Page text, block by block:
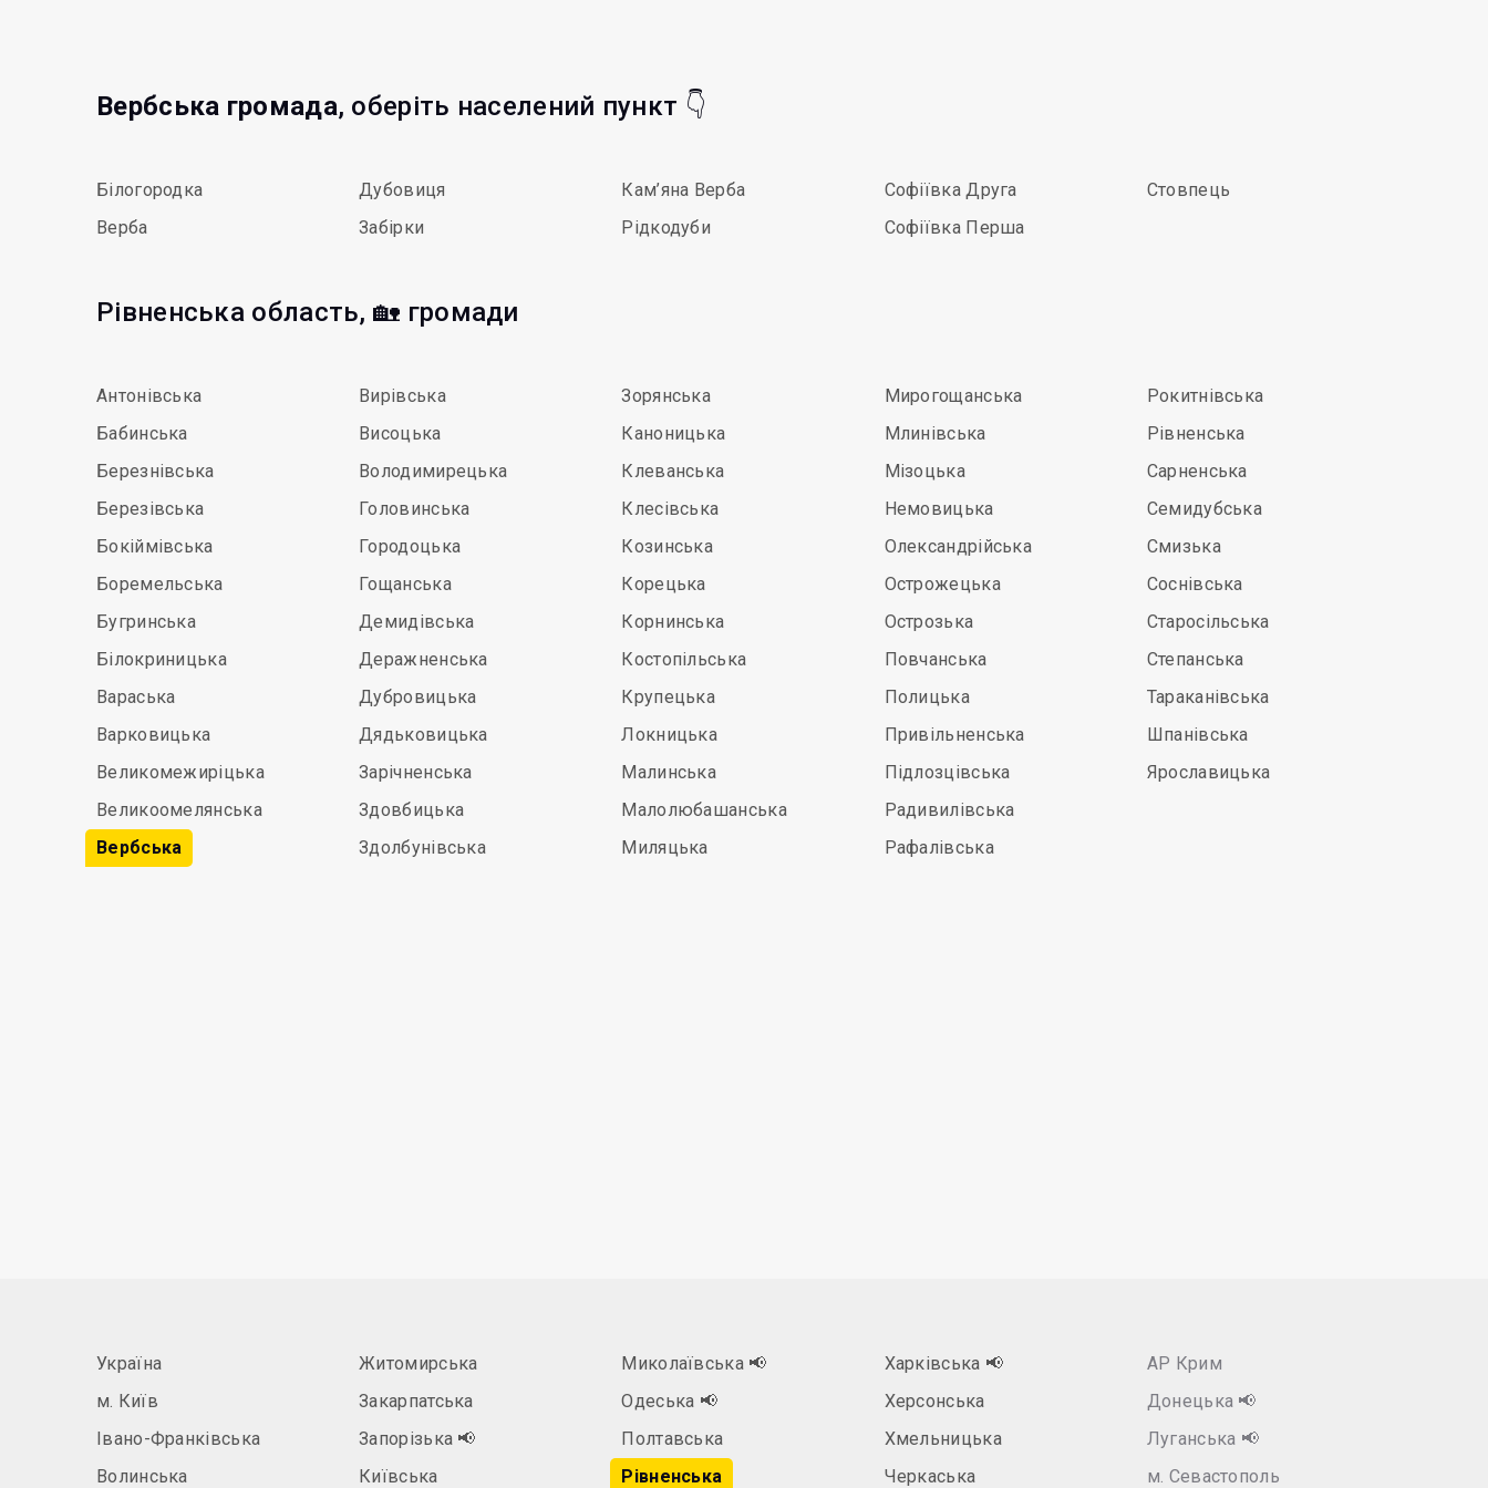
Вербська громада, оберіть населений пункт 👇
Білогородка
Верба
Дубовиця
Забірки
Кам’яна Верба
Рідкодуби
Софіївка Друга
Софіївка Перша
Стовпець
Рівненська область, 🏡 громади
Антонівська
Бабинська
Березнівська
Березівська
Бокіймівська
Боремельська
Бугринська
Білокриницька
Вараська
Варковицька
Великомежиріцька
Великоомелянська
Вербська
Вирівська
Висоцька
Володимирецька
Головинська
Городоцька
Гощанська
Демидівська
Деражненська
Дубровицька
Дядьковицька
Зарічненська
Здовбицька
Здолбунівська
Зорянська
Каноницька
Клеванська
Клесівська
Козинська
Корецька
Корнинська
Костопільська
Крупецька
Локницька
Малинська
Малолюбашанська
Миляцька
Мирогощанська
Млинівська
Мізоцька
Немовицька
Олександрійська
Острожецька
Острозька
Повчанська
Полицька
Привільненська
Підлозцівська
Радивилівська
Рафалівська
Рокитнівська
Рівненська
Сарненська
Семидубська
Смизька
Соснівська
Старосільська
Степанська
Тараканівська
Шпанівська
Ярославицька
Україна
м. Київ
Івано-Франківська
Волинська
Житомирська
Закарпатська
Запорізька 📢
Київська
Миколаївська 📢
Одеська 📢
Полтавська
Рівненська
Харківська 📢
Херсонська
Хмельницька
Черкаська
АР Крим
Донецька 📢
Луганська 📢
м. Севастополь